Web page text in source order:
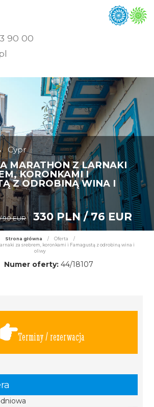
90 00
Cypr
MARATHON Z LARNAKI
KORONKAMI I
Z ODROBINĄ WINA I
90 EUR 330 PLN / 76 EUR
Strona główna / Oferta
/
za srebrem, koronkami i Famagustą z odrobiną wina i
oliwy
Numer oferty:44/18107
Terminy / rezerwacja